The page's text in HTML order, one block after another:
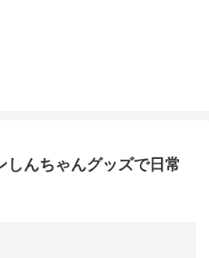
しんちゃんグッズで日常